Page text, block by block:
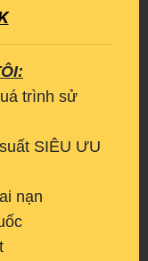
trình sử
SIÊU ƯU
nạn